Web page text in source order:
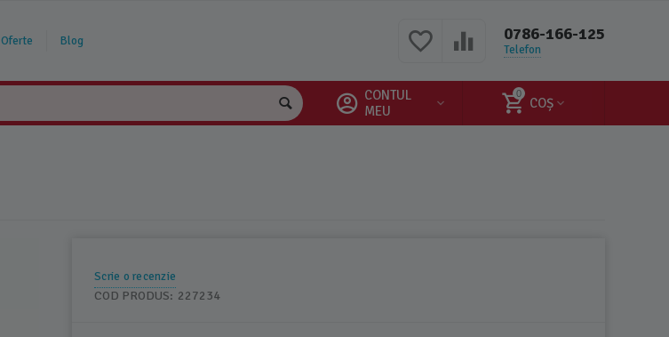
Oferte Blog 0786-166-125
Telefon
0
COȘ
CONTUL
MEU
Scrie o recenzie
COD PRODUS: 227234